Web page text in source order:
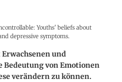
Youths' beliefs about
depressive symptoms.
und
Bedeutung von Emotionen
verändern zu können.